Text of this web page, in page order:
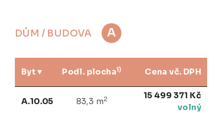
DŮM / BUDOVA A
Byt Podl. plocha1) Cena vč. DPH
A.10.05 83,3 m2
15 499 371 Kč
volný